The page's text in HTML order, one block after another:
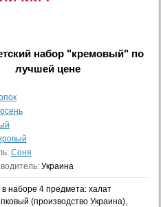
набор "кремовый"по
лучшей цене
Соня
Украина
в наборе 4 предмета: халат
(производство Украина),